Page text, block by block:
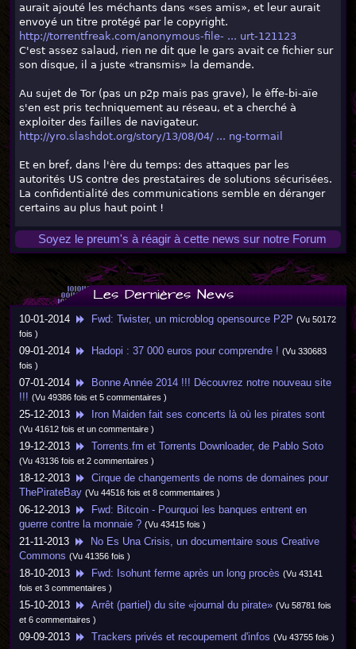
aurait ajouté les méchants dans «ses amis», et leur aurait
envoyé un titre protégé par le copyright.
http://torrentfreak.com/anonymous-file- ... urt-121123
C'est assez salaud, rien ne dit que le gars avait ce fichier sur
son disque, il a juste «transmis» la demande.
Au sujet de Tor (pas un p2p mais pas grave), le èffe-bi-aïe
s'en est pris techniquement au réseau, et a cherché à
exploiter des failles de navigateur.
http://yro.slashdot.org/story/13/08/04/ ... ng-tormail
Et en bref, dans l'ère du temps: des attaques par les
autorités US contre des prestataires de solutions sécurisées.
La confidentialité des communications semble en déranger
certains au plus haut point !
Soyez le preum's à réagir à cette news sur notre Forum
Les Dernières News
10-01-2014 Fwd: Twister, un microblog opensource P2P (Vu 50172
fois )
09-01-2014 Hadopi : 37 000 euros pour comprendre ! (Vu 330683
fois )
07-01-2014
Bonne Année 2014 !!! Découvrez notre nouveau site
!!! (Vu 49386 fois et 5 commentaires )
25-12-2013 Iron Maiden fait ses concerts là où les pirates sont
(Vu 41612 fois et un commentaire )
19-12-2013 Torrents.fm et Torrents Downloader, de Pablo Soto
(Vu 43136 fois et 2 commentaires )
18-12-2013
Cirque de changements de noms de domaines pour
ThePirateBay (Vu 44516 fois et 8 commentaires )
06-12-2013
Fwd: Bitcoin - Pourquoi les banques entrent en
guerre contre la monnaie ? (Vu 43415 fois )
21-11-2013
No Es Una Crisis, un documentaire sous Creative
Commons (Vu 41356 fois )
18-10-2013 Fwd: Isohunt ferme après un long procès (Vu 43141
fois et 3 commentaires )
15-10-2013 Arrêt (partiel) du site «journal du pirate» (Vu 58781 fois
et 6 commentaires )
09-09-2013 Trackers privés et recoupement d'infos (Vu 43755 fois )